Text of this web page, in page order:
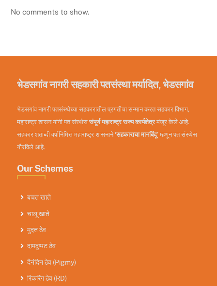
No comments to show.
भेडसगांव नागरी सहकारी पतसंस्था मर्यादित, भेडसगांव
भेडसगांव नागरी पतसंस्थेच्या सहकारातील प्रगतीचा सन्मान करत सहकार विभाग,
महाराष्ट्र शासन यांनी पत संस्थेससंपूर्ण महाराष्ट्र राज्य कार्यक्षेत्रमंजूर केले आहे.
सहकार शताब्दी वर्षानिमित्त महाराष्ट्र शासनाने‘सहकाराचा मानबिंदू’ म्हणून पत संस्थेस
गौरविले आहे.
Our Schemes
बचत खाते
चालू खाते
मुदत ठेव
दामदुप्पट ठेव
दैनंदिन ठेव (Pigmy)
रिकरिंग ठेव (RD)